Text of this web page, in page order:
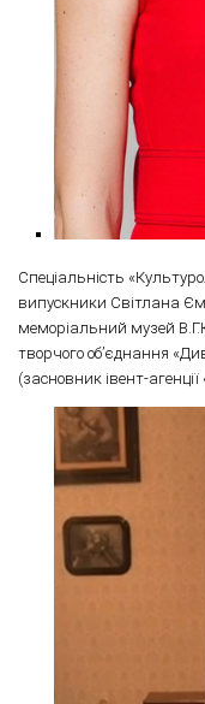
Спеціальність
випускники Світлана
меморіальний музей
творчого об’єднання
(засновник івент-агенції